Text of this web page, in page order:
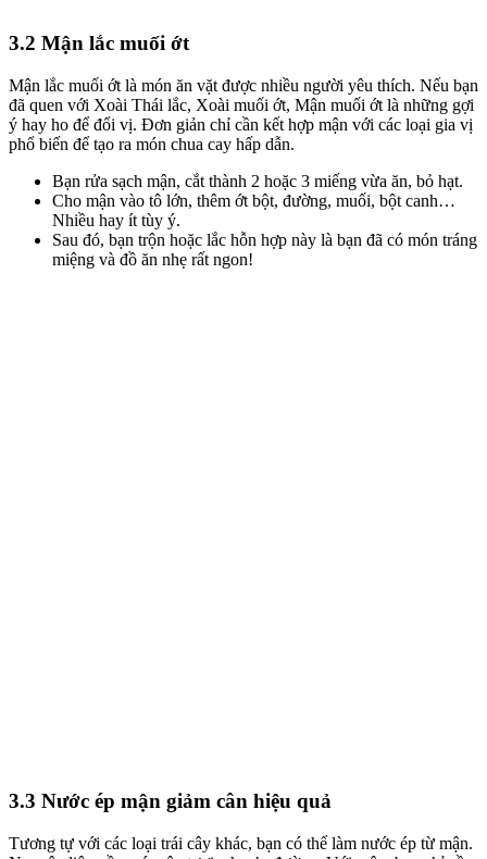
3.2 Mận lắc muối ớt
Mận lắc muối ớt là món ăn vặt được nhiều người yêu thích. Nếu bạn
đã quen với Xoài Thái lắc, Xoài muối ớt, Mận muối ớt là những gợi
ý hay ho để đổi vị. Đơn giản chỉ cần kết hợp mận với các loại gia vị
phổ biến để tạo ra món chua cay hấp dẫn.
Bạn rửa sạch mận, cắt thành 2 hoặc 3 miếng vừa ăn, bỏ hạt.
Cho mận vào tô lớn, thêm ớt bột, đường, muối, bột canh…
Nhiều hay ít tùy ý.
Sau đó, bạn trộn hoặc lắc hỗn hợp này là bạn đã có món tráng
miệng và đồ ăn nhẹ rất ngon!
3.3 Nước ép mận giảm cân hiệu quả
Tương tự với các loại trái cây khác, bạn có thể làm nước ép từ mận.